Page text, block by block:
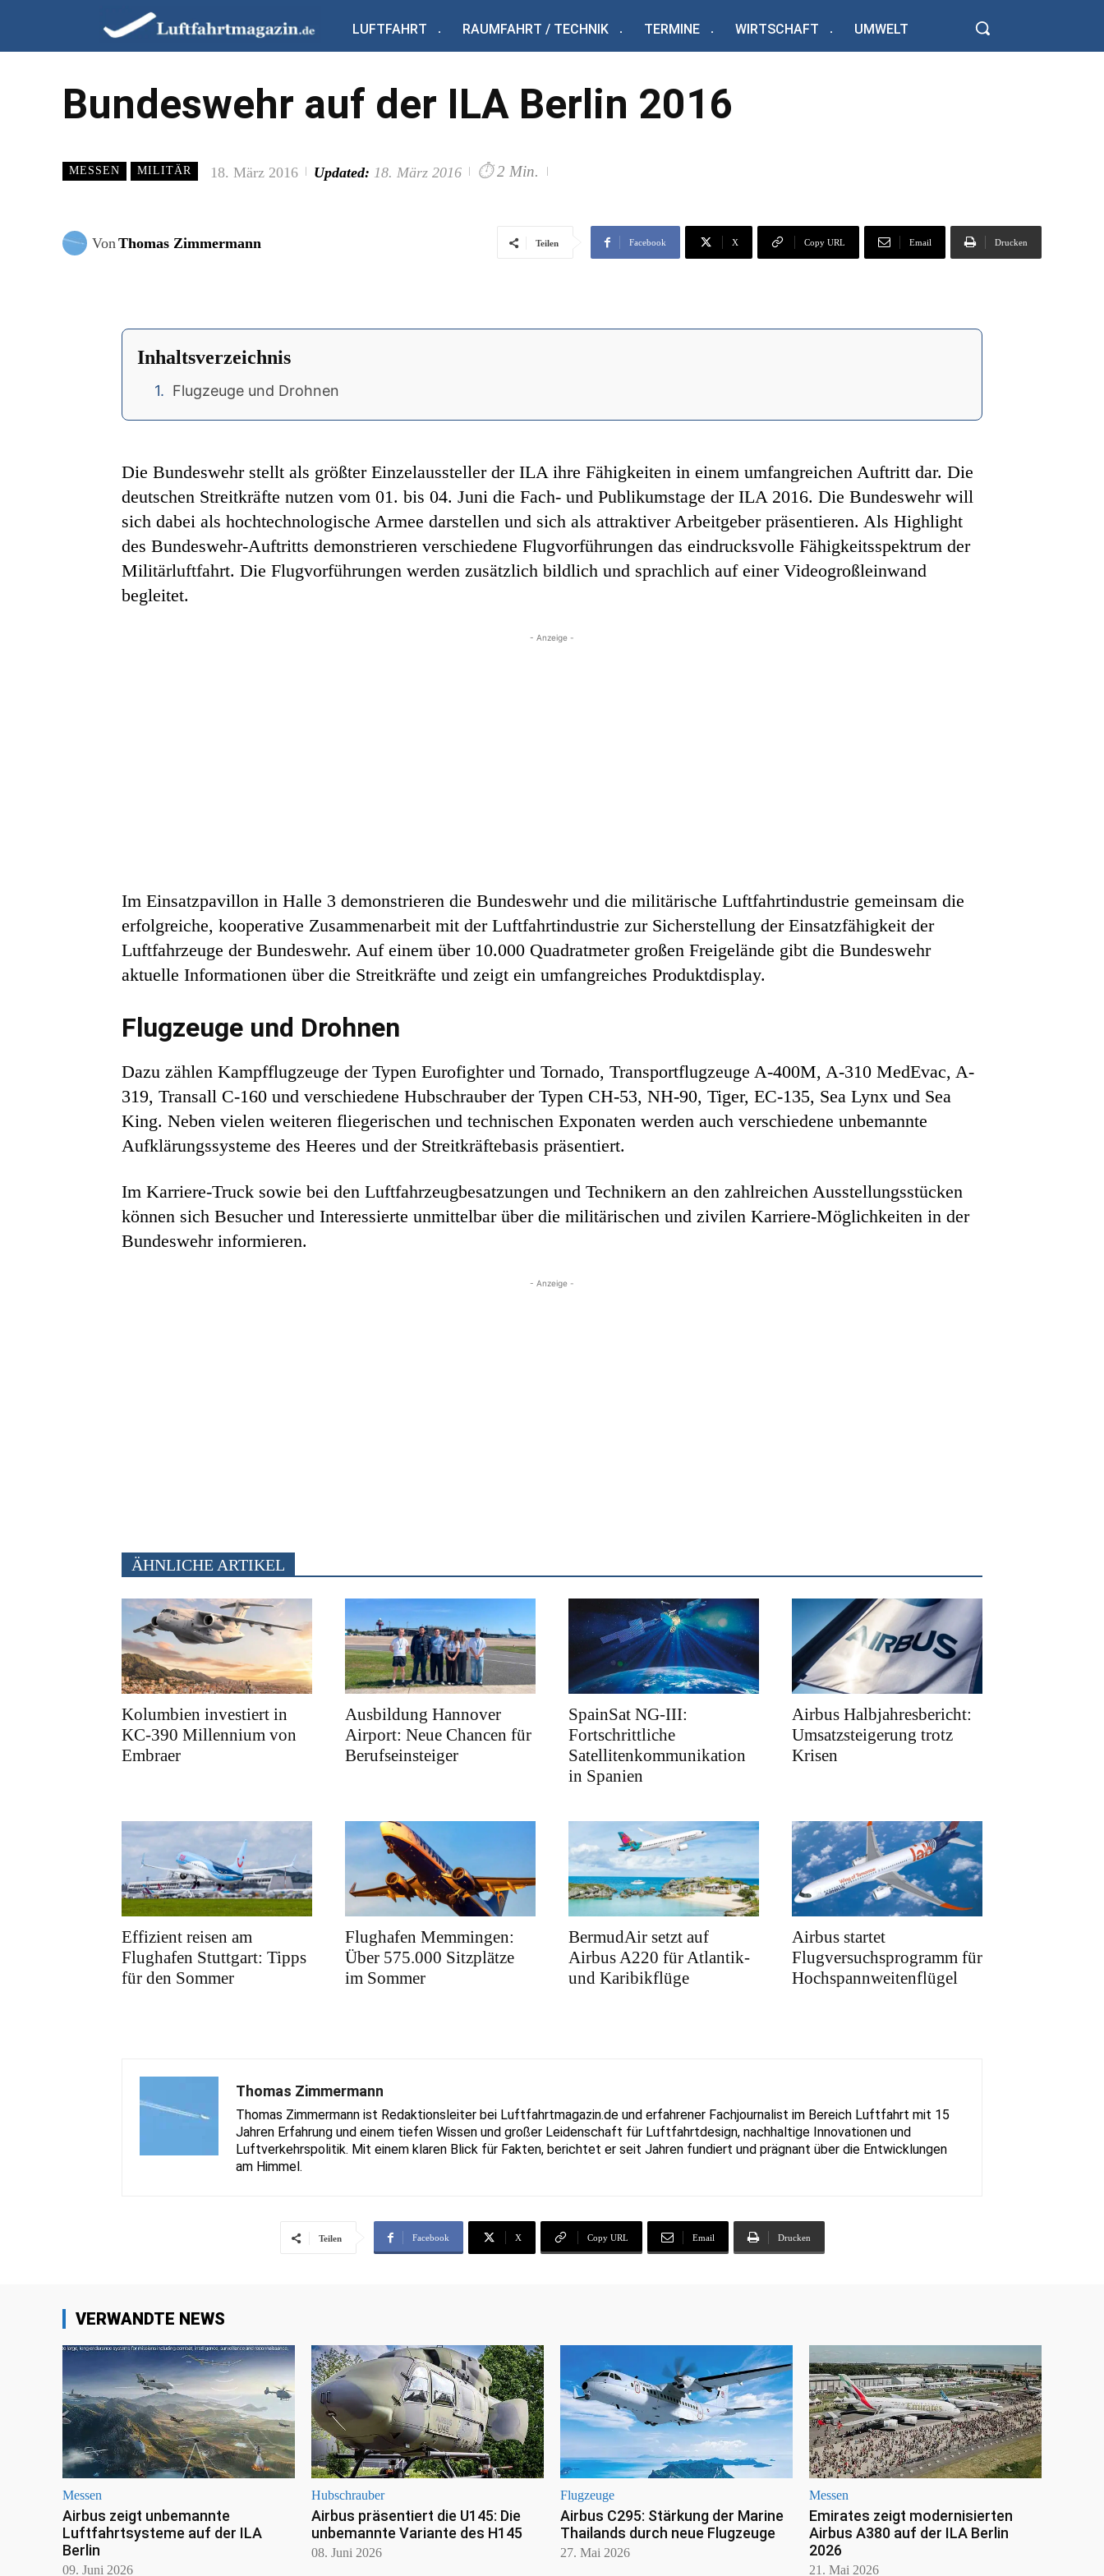
LUFTFAHRT RAUMFAHRT / TECHNIK TERMINE WIRTSCHAFT UMWELT
Bundeswehr auf der ILA Berlin 2016
MESSEN MILITÄR 18. März 2016 Updated: 18. März 2016 ⏱ 2 Min.
VonThomas Zimmermann Teilen Facebook X Copy URL Email Drucken
Inhaltsverzeichnis
Flugzeuge und Drohnen
Die Bundeswehr stellt als größter Einzelaussteller der ILA ihre Fähigkeiten in einem umfangreichen Auftritt dar. Die
deutschen Streitkräfte nutzen vom 01. bis 04. Juni die Fach- und Publikumstage der ILA 2016. Die Bundeswehr will
sich dabei als hochtechnologische Armee darstellen und sich als attraktiver Arbeitgeber präsentieren. Als Highlight
des Bundeswehr-Auftritts demonstrieren verschiedene Flugvorführungen das eindrucksvolle Fähigkeitsspektrum der
Militärluftfahrt. Die Flugvorführungen werden zusätzlich bildlich und sprachlich auf einer Videogroßleinwand
begleitet.
- Anzeige -
Im Einsatzpavillon in Halle 3 demonstrieren die Bundeswehr und die militärische Luftfahrtindustrie gemeinsam die
erfolgreiche, kooperative Zusammenarbeit mit der Luftfahrtindustrie zur Sicherstellung der Einsatzfähigkeit der
Luftfahrzeuge der Bundeswehr. Auf einem über 10.000 Quadratmeter großen Freigelände gibt die Bundeswehr
aktuelle Informationen über die Streitkräfte und zeigt ein umfangreiches Produktdisplay.
Flugzeuge und Drohnen
Dazu zählen Kampfflugzeuge der Typen Eurofighter und Tornado, Transportflugzeuge A-400M, A-310 MedEvac, A-
319, Transall C-160 und verschiedene Hubschrauber der Typen CH-53, NH-90, Tiger, EC-135, Sea Lynx und Sea
King. Neben vielen weiteren fliegerischen und technischen Exponaten werden auch verschiedene unbemannte
Aufklärungssysteme des Heeres und der Streitkräftebasis präsentiert.
Im Karriere-Truck sowie bei den Luftfahrzeugbesatzungen und Technikern an den zahlreichen Ausstellungsstücken
können sich Besucher und Interessierte unmittelbar über die militärischen und zivilen Karriere-Möglichkeiten in der
Bundeswehr informieren.
- Anzeige -
ÄHNLICHE ARTIKEL
Kolumbien investiert in
KC-390 Millennium von
Embraer
Ausbildung Hannover
Airport: Neue Chancen für
Berufseinsteiger
SpainSat NG-III:
Fortschrittliche
Satellitenkommunikation
in Spanien
Airbus Halbjahresbericht:
Umsatzsteigerung trotz
Krisen
Effizient reisen am
Flughafen Stuttgart: Tipps
für den Sommer
Flughafen Memmingen:
Über 575.000 Sitzplätze
im Sommer
BermudAir setzt auf
Airbus A220 für Atlantik-
und Karibikflüge
Airbus startet
Flugversuchsprogramm für
Hochspannweitenflügel
Thomas Zimmermann
Thomas Zimmermann ist Redaktionsleiter bei Luftfahrtmagazin.de und erfahrener Fachjournalist im Bereich Luftfahrt mit 15
Jahren Erfahrung und einem tiefen Wissen und großer Leidenschaft für Luftfahrtdesign, nachhaltige Innovationen und
Luftverkehrspolitik. Mit einem klaren Blick für Fakten, berichtet er seit Jahren fundiert und prägnant über die Entwicklungen
am Himmel.
Teilen Facebook X Copy URL Email Drucken
VERWANDTE NEWS
Messen
Airbus zeigt unbemannte
Luftfahrtsysteme auf der ILA
Berlin
09. Juni 2026
Hubschrauber
Airbus präsentiert die U145: Die
unbemannte Variante des H145
08. Juni 2026
Flugzeuge
Airbus C295: Stärkung der Marine
Thailands durch neue Flugzeuge
27. Mai 2026
Messen
Emirates zeigt modernisierten
Airbus A380 auf der ILA Berlin
2026
21. Mai 2026